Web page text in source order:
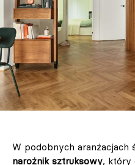
W podobnych aranżacjach
narożnik sztruksowy, który